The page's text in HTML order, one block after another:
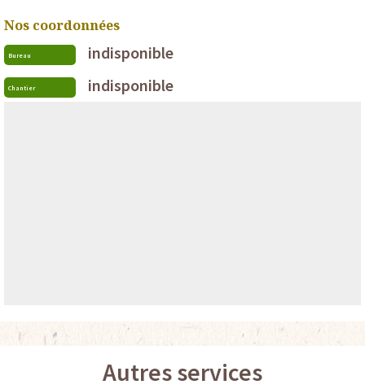
Nos coordonnées
Bureau indisponible
Chantier indisponible
Autres services